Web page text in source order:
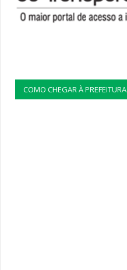
COMO CHEGAR À PREFEITURA